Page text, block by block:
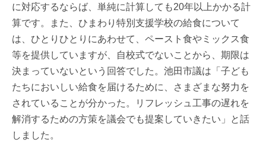
に対応するならば、単純に計算しても20年以上かかる計
算です。また、ひまわり特別支援学校の給食について
は、ひとりひとりにあわせて、ペースト食やミックス食
等を提供していますが、自校式でないことから、期限は
決まっていないという回答でした。池田市議は「子ども
たちにおいしい給食を届けるために、さまざまな努力を
されていることが分かった。リフレッシュ工事の遅れを
解消するための方策を議会でも提案していきたい」と話
しました。